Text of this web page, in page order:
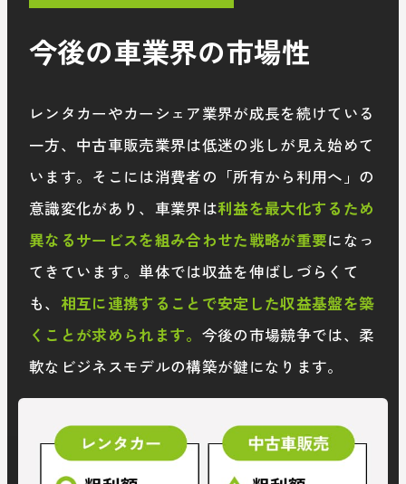
今後の車業界の市場性
レンタカーやカーシェア業界が成長を続けている
一方、中古車販売業界は低迷の兆しが見え始めて
います。そこには消費者の「所有から利用へ」の
意識変化があり、車業界は利益を最大化するため
異なるサービスを組み合わせた戦略が重要になっ
てきています。単体では収益を伸ばしづらくて
も、 相互に連携することで安定した収益基盤を築
くことが求められます。 今後の市場競争では、柔
軟なビジネスモデルの構築が鍵になります。